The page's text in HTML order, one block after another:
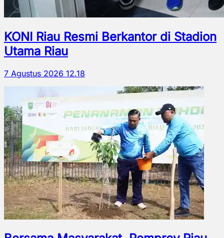
KONI Riau Resmi Berkantor di Stadion
Utama Riau
7 Agustus 2026 12.18